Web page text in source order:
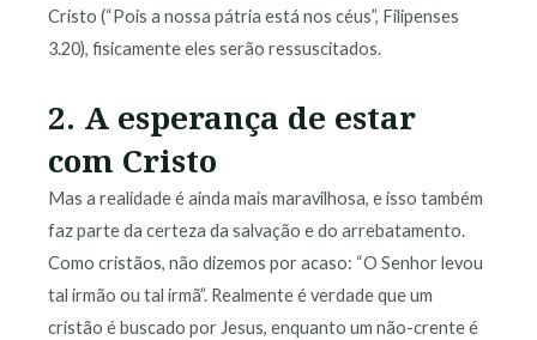
Cristo (“Pois a nossa pátria está nos céus”, Filipenses
3.20), fisicamente eles serão ressuscitados.
2. A esperança de estar
com Cristo
Mas a realidade é ainda mais maravilhosa, e isso também
faz parte da certeza da salvação e do arrebatamento.
Como cristãos, não dizemos por acaso: “O Senhor levou
tal irmão ou tal irmã”. Realmente é verdade que um
cristão é buscado por Jesus, enquanto um não-crente é